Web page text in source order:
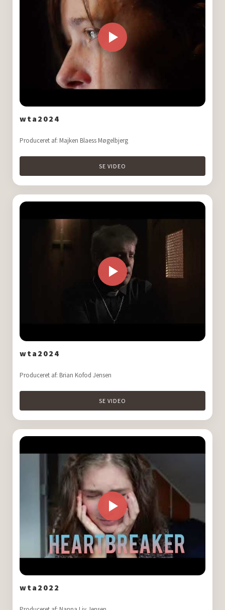
wta2024
Produceret af: Majken Blaess Møgelbjerg
SE VIDEO
wta2024
Produceret af: Brian Kofod Jensen
SE VIDEO
wta2022